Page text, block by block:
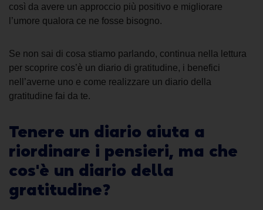
così da avere un approccio più positivo e migliorare
l’umore qualora ce ne fosse bisogno.
Se non sai di cosa stiamo parlando, continua nella lettura
per scoprire cos’è un diario di gratitudine, i benefici
nell’averne uno e come realizzare un diario della
gratitudine fai da te.
Tenere un diario aiuta a
riordinare i pensieri, ma che
cos'è un diario della
gratitudine?